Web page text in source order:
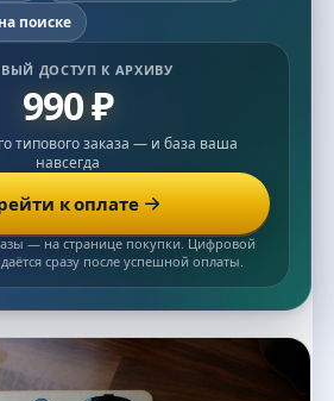
поиске
ДОСТУП К АРХИВУ
990 ₽
типового заказа — и база ваша
навсегда
к оплате
— на странице покупки. Цифровой
сразу после успешной оплаты.